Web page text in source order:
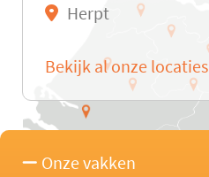
Herpt
Bekijk al onze locaties
Onze vakken